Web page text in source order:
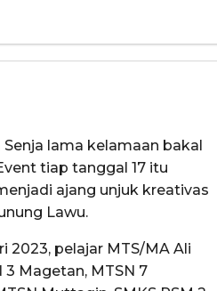
Senja lama kelamaan bakal
tiap tanggal 17 itu
ajang unjuk kreativas
Lawu.
2023, pelajar MTS/MA Ali
3 Magetan, MTSN 7